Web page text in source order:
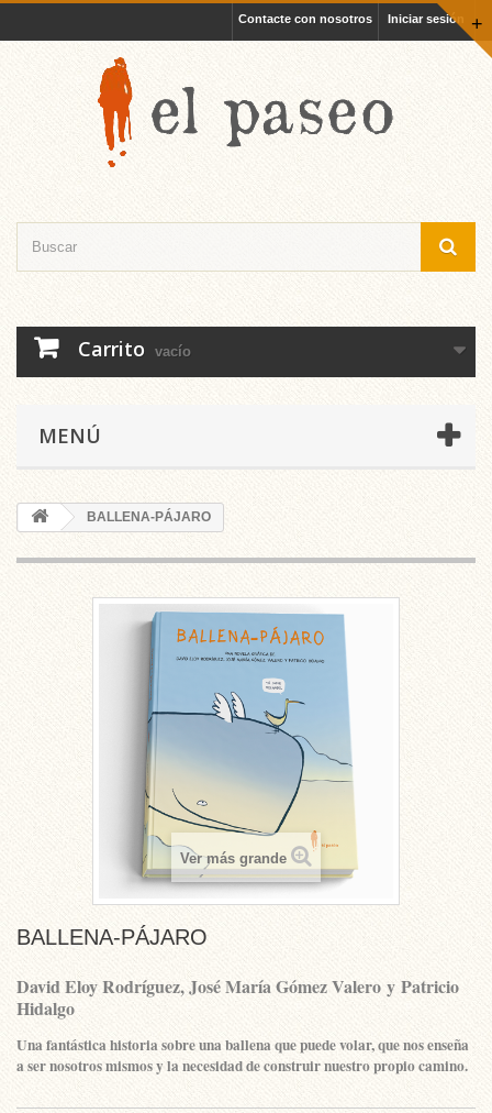
+
Iniciar sesión
Contacte con nosotros
Carrito vacío
MENÚ
BALLENA-PÁJARO
Ver más grande
BALLENA-PÁJARO
David Eloy Rodríguez, José María Gómez Valero y Patricio
Hidalgo
Una fantástica historia sobre una ballena que puede volar, que nos enseña
a ser nosotros mismos y la necesidad de construir nuestro propio camino.